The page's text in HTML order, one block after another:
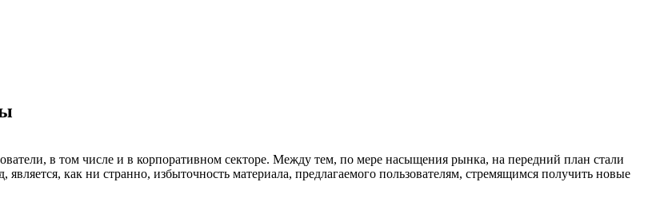
в том числе и в корпоративном секторе. Между тем, по мере насыщения рынка, на передний план стали
как ни странно, избыточность материала, предлагаемого пользователям, стремящимся получить новые